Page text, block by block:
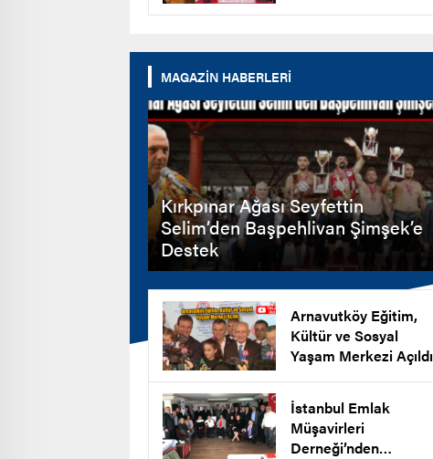
MAGAZİN HABERLERİ
Kırkpınar Ağası Seyfettin
Selim’den Başpehlivan Şimşek’e
Destek
Arnavutköy Eğitim,
Kültür ve Sosyal
Yaşam Merkezi Açıldı
İstanbul Emlak
Müşavirleri
Derneği’nden